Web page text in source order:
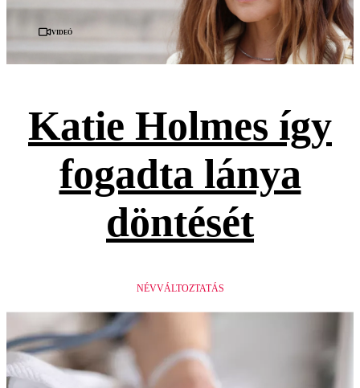
Videó
Katie Holmes így
fogadta lánya
döntését
NÉVVÁLTOZTATÁS